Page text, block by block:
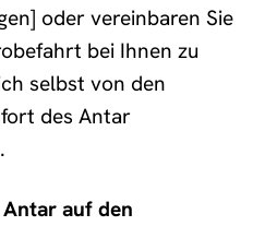
oder vereinbaren Sie
bei Ihnen zu
selbst von den
des Antar
auf den